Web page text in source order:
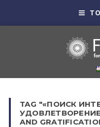
TAG "«ПОИСК
УДОВЛЕТВОРЕНИЕ
AND